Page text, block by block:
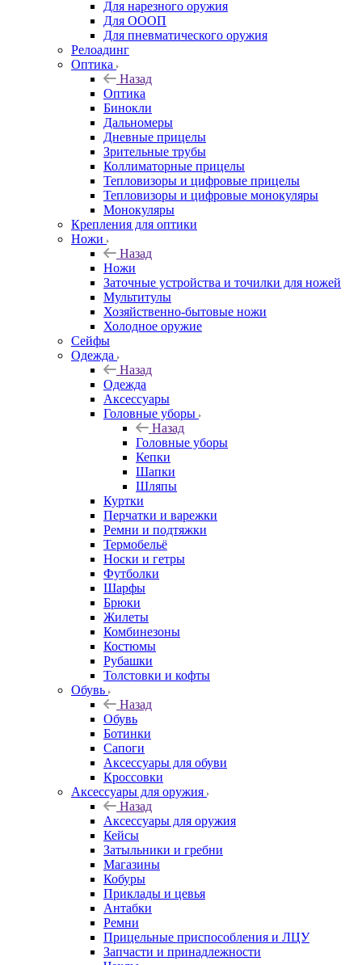
Для нарезного оружия
Для ОООП
Для пневматического оружия
Релоадинг
Оптика
Назад
Оптика
Бинокли
Дальномеры
Дневные прицелы
Зрительные трубы
Коллиматорные прицелы
Тепловизоры и цифровые прицелы
Тепловизоры и цифровые монокуляры
Монокуляры
Крепления для оптики
Ножи
Назад
Ножи
Заточные устройства и точилки для ножей
Мультитулы
Хозяйственно-бытовые ножи
Холодное оружие
Сейфы
Одежда
Назад
Одежда
Аксессуары
Головные уборы
Назад
Головные уборы
Кепки
Шапки
Шляпы
Куртки
Перчатки и варежки
Ремни и подтяжки
Термобельё
Носки и гетры
Футболки
Шарфы
Брюки
Жилеты
Комбинезоны
Костюмы
Рубашки
Толстовки и кофты
Обувь
Назад
Обувь
Ботинки
Сапоги
Аксессуары для обуви
Кроссовки
Аксессуары для оружия
Назад
Аксессуары для оружия
Кейсы
Затыльники и гребни
Магазины
Кобуры
Приклады и цевья
Антабки
Ремни
Прицельные приспособления и ЛЦУ
Запчасти и принадлежности